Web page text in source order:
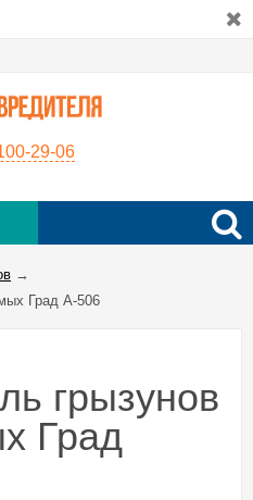
29-06
→
Град А-506
грызунов
Град